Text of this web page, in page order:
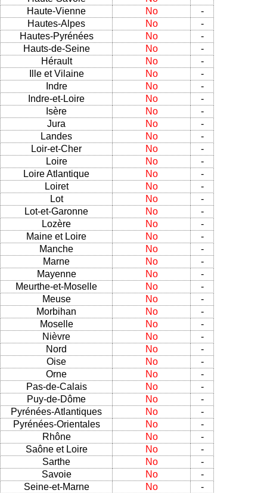
Haute-Vienne
No
-
Hautes-Alpes
No
-
Hautes-Pyrénées
No
-
Hauts-de-Seine
No
-
Hérault
No
-
Ille et Vilaine
No
-
Indre
No
-
Indre-et-Loire
No
-
Isère
No
-
Jura
No
-
Landes
No
-
Loir-et-Cher
No
-
Loire
No
-
Loire Atlantique
No
-
Loiret
No
-
Lot
No
-
Lot-et-Garonne
No
-
Lozère
No
-
Maine et Loire
No
-
Manche
No
-
Marne
No
-
Mayenne
No
-
Meurthe-et-Moselle
No
-
Meuse
No
-
Morbihan
No
-
Moselle
No
-
Nièvre
No
-
Nord
No
-
Oise
No
-
Orne
No
-
Pas-de-Calais
No
-
Puy-de-Dôme
No
-
Pyrénées-Atlantiques
No
-
Pyrénées-Orientales
No
-
Rhône
No
-
Saône et Loire
No
-
Sarthe
No
-
Savoie
No
-
Seine-et-Marne
No
-